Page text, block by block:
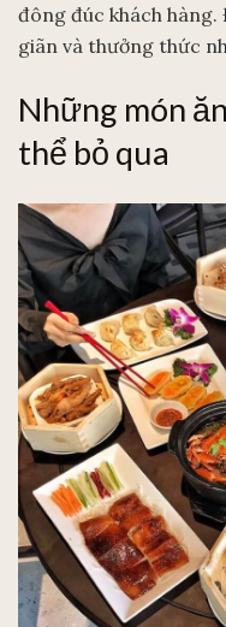
đông đúc khách
giãn và thưởng thức
Những món
thể bỏ qua